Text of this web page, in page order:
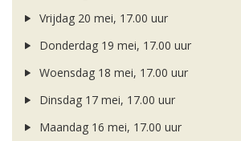
Vrijdag 20 mei, 17.00 uur
Donderdag 19 mei, 17.00 uur
Woensdag 18 mei, 17.00 uur
Dinsdag 17 mei, 17.00 uur
Maandag 16 mei, 17.00 uur